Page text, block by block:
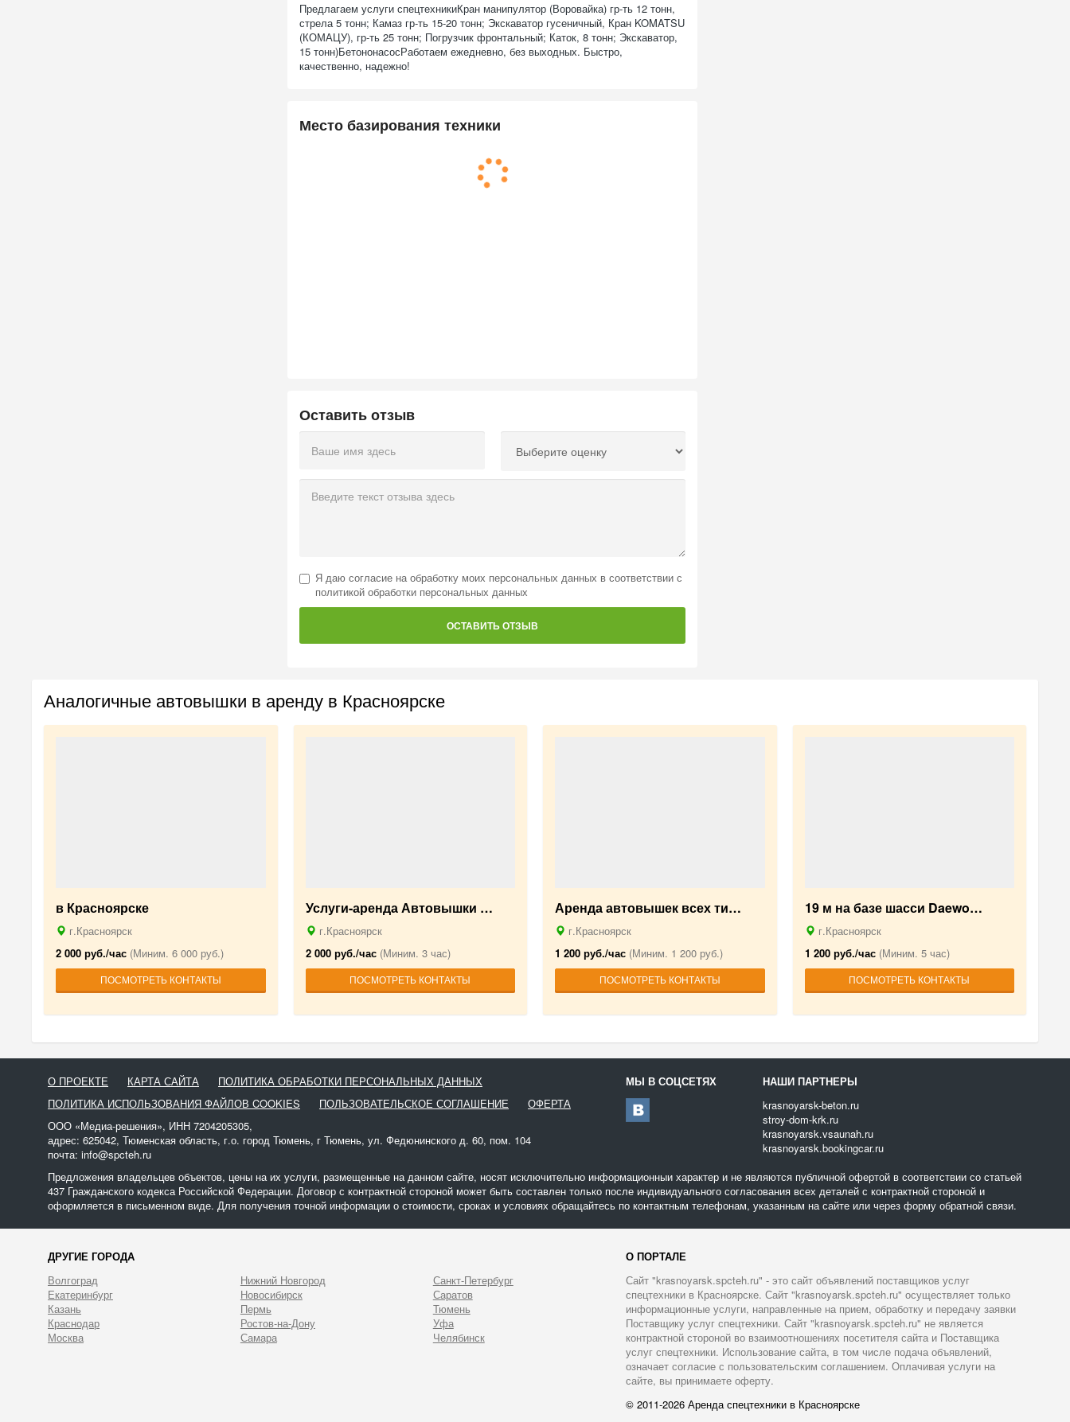
Предлагаем услуги спецтехникиКран манипулятор (Воровайка) гр-ть 12 тонн,
стрела 5 тонн; Камаз гр-ть 15-20 тонн; Экскаватор гусеничный, Кран KOMATSU
(КОМАЦУ), гр-ть 25 тонн; Погрузчик фронтальный; Каток, 8 тонн; Экскаватор,
15 тонн)БетононасосРаботаем ежедневно, без выходных. Быстро,
качественно, надежно!
Место базирования техники
Оставить отзыв
Я даю согласие на обработку моих персональных данных в соответствии с
политикой обработки персональных данных
ОСТАВИТЬ ОТЗЫВ
Аналогичные автовышки в аренду в Красноярске
в Красноярске
г.Красноярск
2 000 руб./час (Миним. 6 000 руб.)
ПОСМОТРЕТЬ КОНТАКТЫ
Услуги-аренда Автовышки …
г.Красноярск
2 000 руб./час(Миним. 3 час)
ПОСМОТРЕТЬ КОНТАКТЫ
Аренда автовышек всех ти…
г.Красноярск
1 200 руб./час (Миним. 1 200 руб.)
ПОСМОТРЕТЬ КОНТАКТЫ
19 м на базе шасси Daewo…
г.Красноярск
1 200 руб./час(Миним. 5 час)
ПОСМОТРЕТЬ КОНТАКТЫ
О ПРОЕКТЕ КАРТА САЙТА
ПОЛИТИКА ОБРАБОТКИ ПЕРСОНАЛЬНЫХ ДАННЫХ
ПОЛИТИКА ИСПОЛЬЗОВАНИЯ ФАЙЛОВ COOKIES
ПОЛЬЗОВАТЕЛЬСКОЕ СОГЛАШЕНИЕ
ОФЕРТА
ООО «Медиа-решения», ИНН 7204205305,
адрес: 625042, Тюменская область, г.о. город Тюмень, г Тюмень, ул. Федюнинского д. 60, пом. 104
почта: info@spcteh.ru
МЫ В СОЦСЕТЯХ
НАШИ ПАРТНЕРЫ
krasnoyarsk-beton.ru
stroy-dom-krk.ru
krasnoyarsk.vsaunah.ru
krasnoyarsk.bookingcar.ru
Предложения владельцев объектов, цены на их услуги, размещенные на данном сайте, носят исключительно информационныи характер и не являются публичной офертой в соответствии со статьей
437 Гражданского кодекса Российской Федерации. Договор с контрактной стороной может быть составлен только после индивидуального согласования всех деталей с контрактной стороной и
оформляется в письменном виде. Для получения точной информации о стоимости, сроках и условиях обращайтесь по контактным телефонам, указанным на сайте или через форму обратной связи.
ДРУГИЕ ГОРОДА
Волгоград
Екатеринбург
Казань
Краснодар
Москва
Нижний Новгород
Новосибирск
Пермь
Ростов-на-Дону
Самара
Санкт-Петербург
Саратов
Тюмень
Уфа
Челябинск
О ПОРТАЛЕ
Сайт "krasnoyarsk.spcteh.ru" - это сайт объявлений поставщиков услуг
спецтехники в Красноярске. Сайт "krasnoyarsk.spcteh.ru" осуществляет только
информационные услуги, направленные на прием, обработку и передачу заявки
Поставщику услуг спецтехники. Сайт "krasnoyarsk.spcteh.ru" не является
контрактной стороной во взаимоотношениях посетителя сайта и Поставщика
услуг спецтехники. Использование сайта, в том числе подача объявлений,
означает согласие с пользовательским соглашением. Оплачивая услуги на
сайте, вы принимаете оферту.
© 2011-2026 Аренда спецтехники в Красноярске